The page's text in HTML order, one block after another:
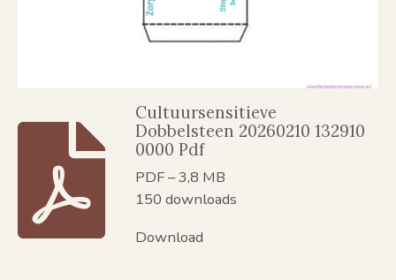
Cultuursensitieve
Dobbelsteen 20260210 132910
0000 Pdf
PDF – 3,8 MB
150 downloads
Download